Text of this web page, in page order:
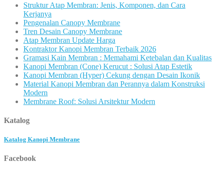
Struktur Atap Membran: Jenis, Komponen, dan Cara
Kerjanya
Pengenalan Canopy Membrane
Tren Desain Canopy Membrane
Atap Membran Update Harga
Kontraktor Kanopi Membran Terbaik 2026
Gramasi Kain Membran : Memahami Ketebalan dan Kualitas
Kanopi Membran (Cone) Kerucut : Solusi Atap Estetik
Kanopi Membran (Hyper) Cekung dengan Desain Ikonik
Material Kanopi Membran dan Perannya dalam Konstruksi
Modern
Membrane Roof: Solusi Arsitektur Modern
Katalog
Katalog Kanopi Membrane
Facebook